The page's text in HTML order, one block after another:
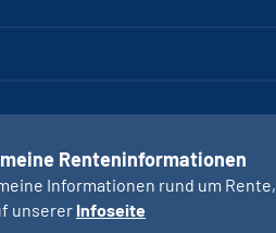
Renteninformationen
Informationen rund um
unserer Infoseite